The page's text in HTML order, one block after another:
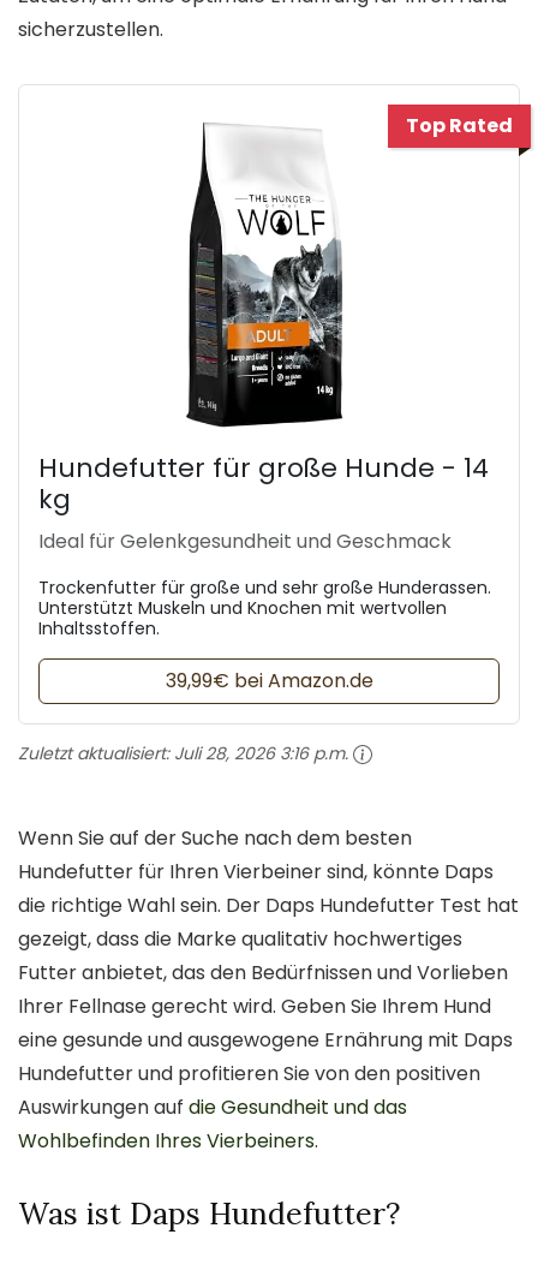
sicherzustellen.
Top Rated
Hundefutter für große Hunde - 14
kg
Ideal für Gelenkgesundheit und Geschmack
Trockenfutter für große und sehr große Hunderassen.
Unterstützt Muskeln und Knochen mit wertvollen
Inhaltsstoffen.
39,99€ bei Amazon.de
Zuletzt aktualisiert: Juli 28, 2026 3:16 p.m.
Wenn Sie auf der Suche nach dem besten
Hundefutter für Ihren Vierbeiner sind, könnte Daps
die richtige Wahl sein. Der Daps Hundefutter Test hat
gezeigt, dass die Marke qualitativ hochwertiges
Futter anbietet, das den Bedürfnissen und Vorlieben
Ihrer Fellnase gerecht wird. Geben Sie Ihrem Hund
eine gesunde und ausgewogene Ernährung mit Daps
Hundefutter und profitieren Sie von den positiven
Auswirkungen auf die Gesundheit und das
Wohlbefinden Ihres Vierbeiners.
Was ist Daps Hundefutter?